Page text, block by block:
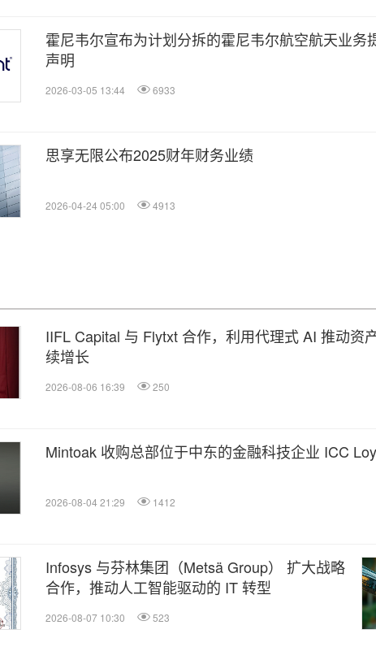
霍尼韦尔宣布为计划分拆的霍尼韦尔航空航天业务
声明
2026-03-05 13:44 6933
思享无限公布2025财年财务业绩
2026-04-24 05:00 4913
IIFL Capital 与 Flytxt 合作，利用代理式 AI 推动资
续增长
2026-08-06 16:39 250
Mintoak 收购总部位于中东的金融科技企业 ICC
2026-08-04 21:29 1412
Infosys 与芬林集团（Metsä Group） 扩大战略
合作，推动人工智能驱动的 IT 转型
2026-08-07 10:30 523